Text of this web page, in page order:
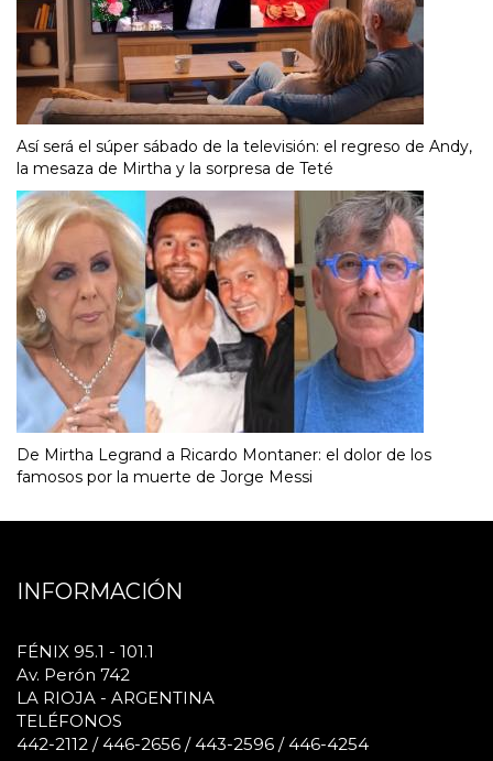
Así será el súper sábado de la televisión: el regreso de Andy,
la mesaza de Mirtha y la sorpresa de Teté
De Mirtha Legrand a Ricardo Montaner: el dolor de los
famosos por la muerte de Jorge Messi
INFORMACIÓN
FÉNIX 95.1 - 101.1
Av. Perón 742
LA RIOJA - ARGENTINA
TELÉFONOS
442-2112 / 446-2656 / 443-2596 / 446-4254